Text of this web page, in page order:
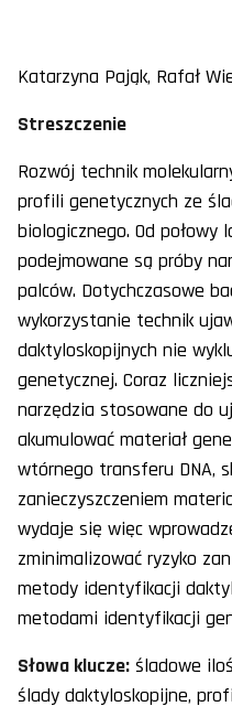
Katarzyna Pająk, Rafał
Streszczenie
Rozwój technik
profili genetycznych ze
biologicznego. Od połowy
podejmowane są próby
palców. Dotychczasowe
wykorzystanie technik
daktyloskopijnych nie
genetycznej. Coraz
narzędzia stosowane do
akumulować materiał
wtórnego transferu DNA,
zanieczyszczeniem
wydaje się więc
zminimalizować ryzyko
metody identyfikacji
metodami identyfikacji
Słowa klucze: śladowe
ślady daktyloskopijne,